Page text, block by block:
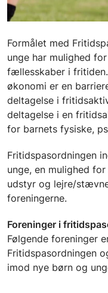
Formålet med
unge har mulighed
fællesskaber i
økonomi er en
deltagelse i
deltagelse i en
for barnets fysiske,
Fritidspasordningen
unge, en mulighed
udstyr og lejre/
foreningerne.
Foreninger i
Følgende foreninger
Fritidspasordningen
imod nye børn og